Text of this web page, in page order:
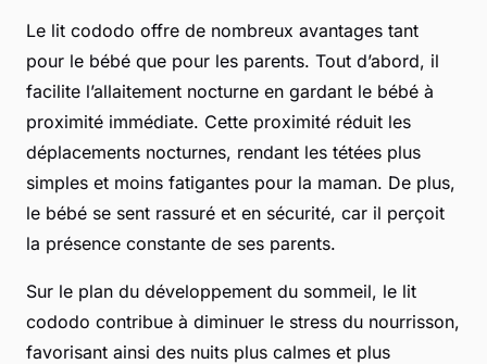
Le lit cododo offre de nombreux avantages tant
pour le bébé que pour les parents. Tout d’abord, il
facilite l’allaitement nocturne en gardant le bébé à
proximité immédiate. Cette proximité réduit les
déplacements nocturnes, rendant les tétées plus
simples et moins fatigantes pour la maman. De plus,
le bébé se sent rassuré et en sécurité, car il perçoit
la présence constante de ses parents.
Sur le plan du développement du sommeil, le lit
cododo contribue à diminuer le stress du nourrisson,
favorisant ainsi des nuits plus calmes et plus